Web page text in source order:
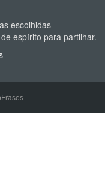
escolhidas
espírito para partilhar.